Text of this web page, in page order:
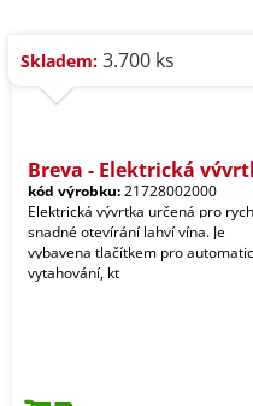
Skladem: 3.700 ks
Breya - Elektrická
kód výrobku:21728002000
Elektrická vývrtka určená pro
snadné otevírání lahví vína. Je
vybavena tlačítkem pro
vytahování, kt